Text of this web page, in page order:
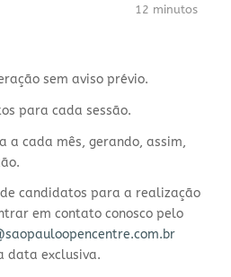
12 minutos
sem aviso prévio.
para cada sessão.
a cada mês, gerando, assim,
candidatos para a realização
em contato conosco pelo
data exclusiva.